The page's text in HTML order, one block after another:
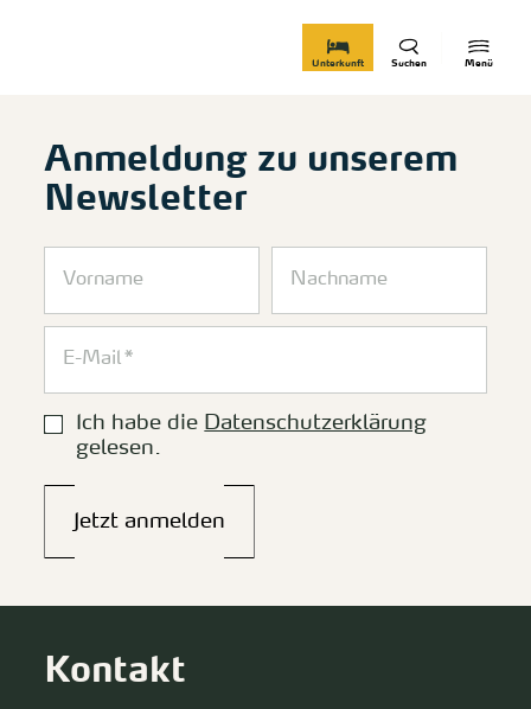
Menü
Suchen
Unterkunft
Anmeldung zu unserem
Newsletter
Ich habe die Datenschutzerklärung
gelesen.
Jetzt anmelden
Kontakt